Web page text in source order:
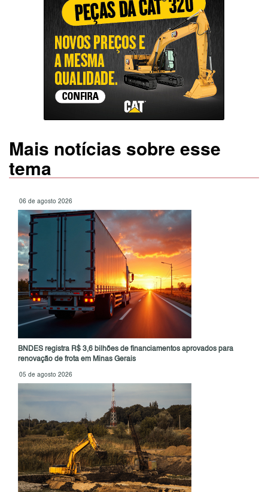
Mais notícias sobre esse
tema
06 de agosto 2026
BNDES registra R$ 3,6 bilhões de financiamentos aprovados para
renovação de frota em Minas Gerais
05 de agosto 2026